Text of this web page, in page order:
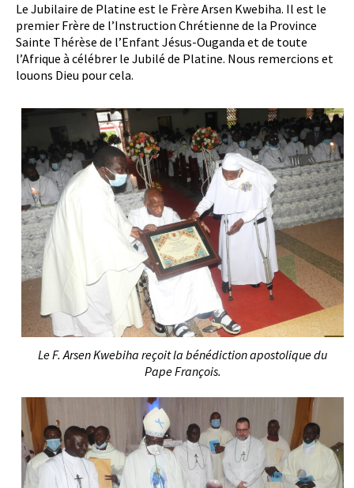
Le Jubilaire de Platine est le Frère Arsen Kwebiha. Il est le
premier Frère de l’Instruction Chrétienne de la Province
Sainte Thérèse de l’Enfant Jésus-Ouganda et de toute
l’Afrique à célébrer le Jubilé de Platine. Nous remercions et
louons Dieu pour cela.
Le F. Arsen Kwebiha reçoit la bénédiction apostolique du
Pape François.